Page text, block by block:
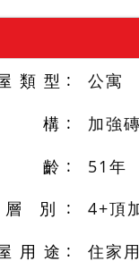
類 型
公寓
構
加強
齡
51 年
別
4+頂
用 途
住家